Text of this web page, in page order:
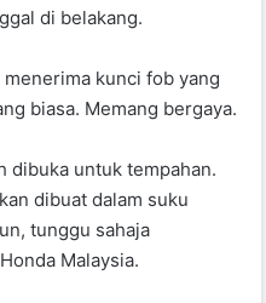
di belakang.
kunci fob yang
biasa. Memang bergaya.
dibuka untuk tempahan.
dibuat dalam suku
tunggu sahaja
Malaysia.